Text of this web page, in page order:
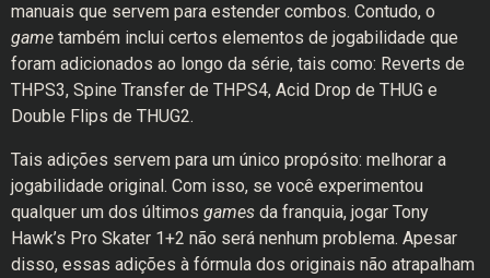
manuais que servem para estender combos. Contudo, o
game também inclui certos elementos de jogabilidade que
foram adicionados ao longo da série, tais como: Reverts de
THPS3, Spine Transfer de THPS4, Acid Drop de THUG e
Double Flips de THUG2.
Tais adições servem para um único propósito: melhorar a
jogabilidade original. Com isso, se você experimentou
qualquer um dos últimos games da franquia, jogar Tony
Hawk’s Pro Skater 1+2 não será nenhum problema. Apesar
disso, essas adições à fórmula dos originais não atrapalham